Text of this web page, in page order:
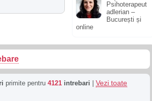
Psihoterapeut
adlerian –
București și
online
primite pentru 4121 intrebari
Vezi toate